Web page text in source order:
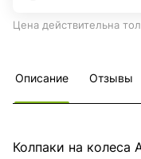
Цена действительна
Описание Отзывы
Колпаки на колеса